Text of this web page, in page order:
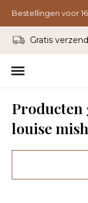
Gratis
Producten
louise